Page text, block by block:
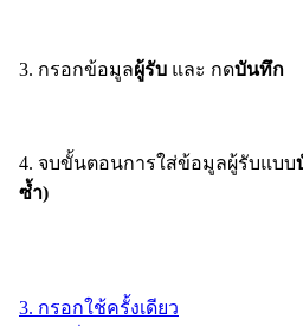
3. กรอกข้อมูลผู้รับ และ กดบันทึก
4. จบขั้นตอนการใส่ข้อมูลผู้รับแบบ
ซ้ำ)
3. กรอกใช้ครั้งเดียว